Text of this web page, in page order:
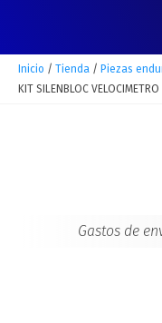
Inicio / Tienda / Piezas
KIT SILENBLOC
Gastos de
VELOCIMETRO
END